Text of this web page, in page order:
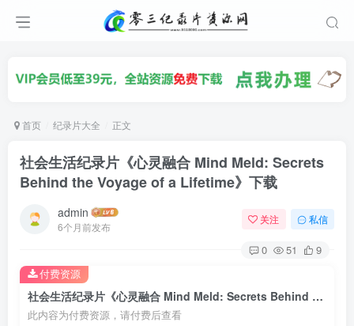
首页 纪录片大全 正文
社会生活纪录片《心灵融合 Mind Meld: Secrets
Behind the Voyage of a Lifetime》下载
admin
6个月前发布
关注 私信
0 51 9
社会生活纪录片《心灵融合 Mind Meld: Secrets Behind the Voyage of a Lifetime》下载
此内容为付费资源，请付费后查看
付费资源